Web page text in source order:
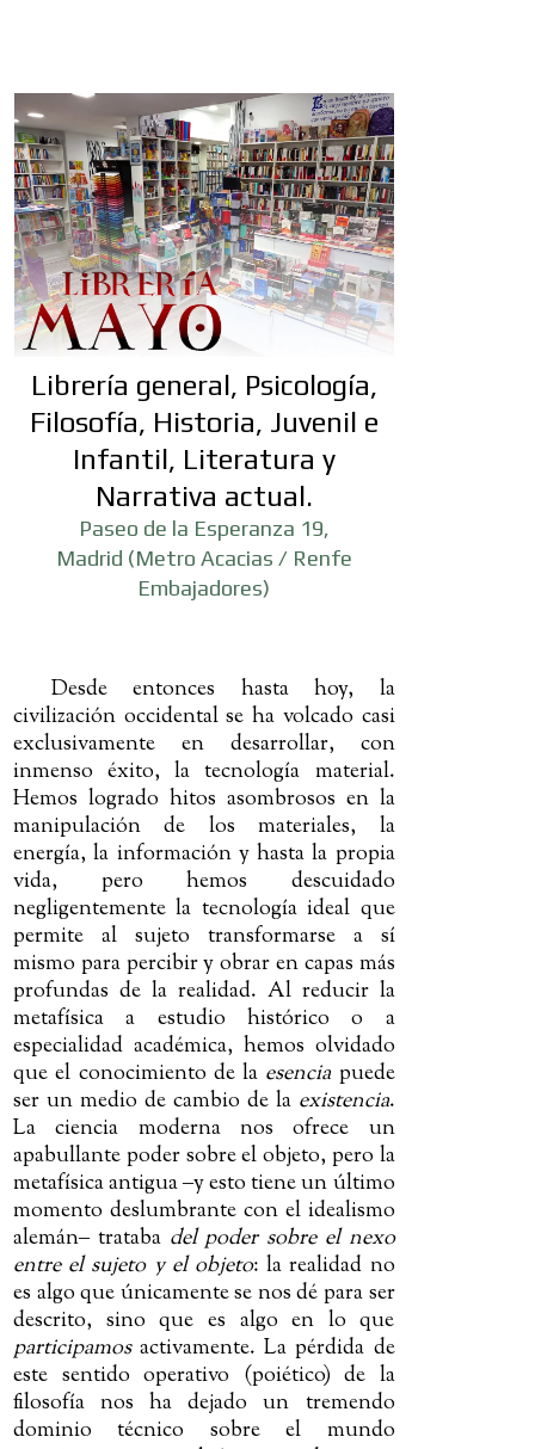
Librería general, Psicología,
Filosofía, Historia, Juvenil e
Infantil, Literatura y
Narrativa actual.
Paseo de la Esperanza 19,
Madrid (Metro Acacias / Renfe
Embajadores)
Desde entonces hasta hoy, la
civilización occidental se ha volcado casi
exclusivamente en desarrollar, con
inmenso éxito, la tecnología material.
Hemos logrado hitos asombrosos en la
manipulación de los materiales, la
energía, la información y hasta la propia
vida, pero hemos descuidado
negligentemente la tecnología ideal que
permite al sujeto transformarse a sí
mismo para percibir y obrar en capas más
profundas de la realidad. Al reducir la
metafísica a estudio histórico o a
especialidad académica, hemos olvidado
que el conocimiento de la esenciapuede
ser un medio de cambio de la existencia.
La ciencia moderna nos ofrece un
apabullante poder sobre el objeto, pero la
metafísica antigua‒y esto tiene un último
momento deslumbrante con el idealismo
alemán‒ trataba del poder sobre el nexo
entre el sujeto y el objeto: la realidad no
es algo que únicamente se nos dé para ser
descrito, sino que es algo en lo que
participamosactivamente. La pérdida de
este sentido operativo (poiético) de la
filosofía nos ha dejado un tremendo
dominio técnico sobre el mundo